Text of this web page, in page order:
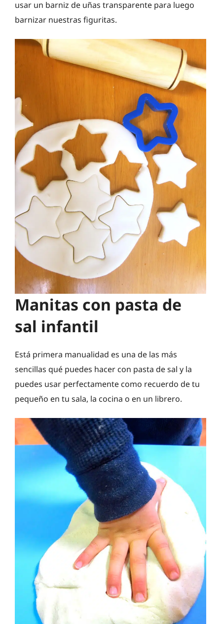
usar un barniz de uñas transparente para luego
barnizar nuestras figuritas.
Manitas con pasta de
sal infantil
Está primera manualidad es una de las más
sencillas qué puedes hacer con pasta de sal y la
puedes usar perfectamente como recuerdo de tu
pequeño en tu sala, la cocina o en un librero.